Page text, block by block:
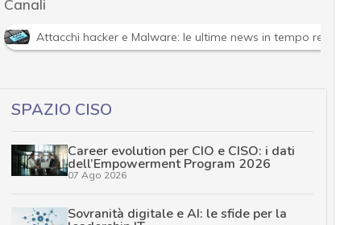
Canali
Attacchi hacker e Malware: le ultime news in tempo reale e
SPAZIO CISO
Career evolution per CIO e CISO: i dati
dell’Empowerment Program 2026
07 Ago 2026
Sovranità digitale e AI: le sfide per la